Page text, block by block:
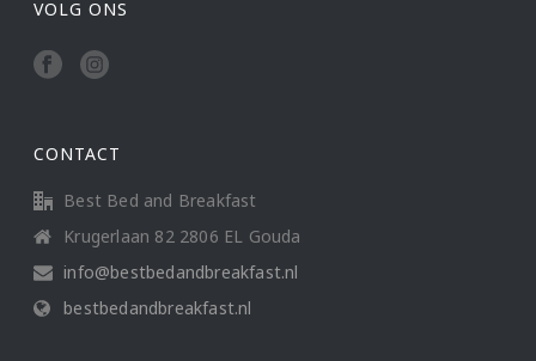
VOLG ONS
CONTACT
Best Bed and Breakfast
Krugerlaan 82 2806 EL Gouda
info@bestbedandbreakfast.nl
bestbedandbreakfast.nl